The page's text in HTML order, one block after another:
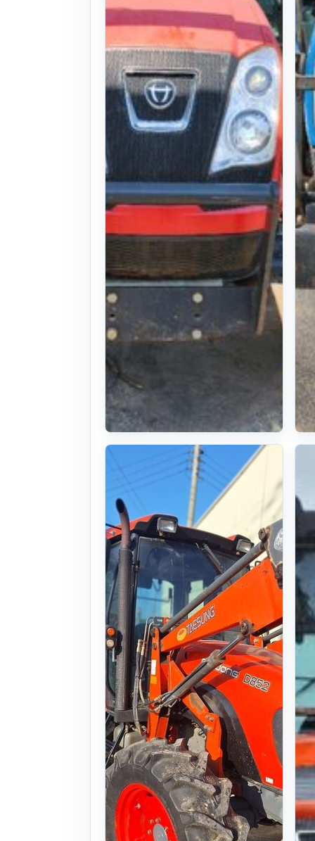
찜하기
대동 트랙터
NX550 (55마
력)
+로타리 로더
19식((940시간)
시간)
. 26일 전(725)
문의
찜하기
.